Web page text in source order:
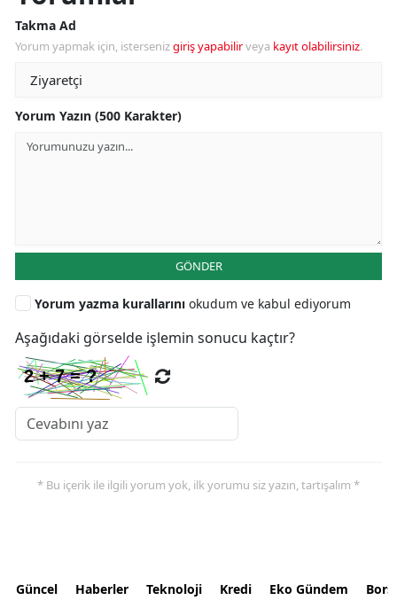
Takma Ad
Yorum yapmak için, istersenizgiriş yapabilirveya kayıt olabilirsiniz.
Yorum Yazın (500 Karakter)
GÖNDER
Yorum yazma kurallarını okudum ve kabul ediyorum
Aşağıdaki görselde işlemin sonucu kaçtır?
* Bu içerik ile ilgili yorum yok, ilk yorumu siz yazın, tartışalım *
Güncel Haberler Teknoloji Kredi Eko Gündem